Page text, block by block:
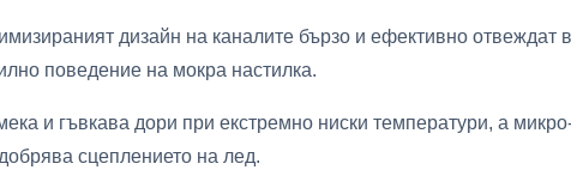
дизайн на каналите бързо и ефективно отвеждат
поведение на мокра настилка.
и гъвкава дори при екстремно ниски температури, а
сцеплението на лед.